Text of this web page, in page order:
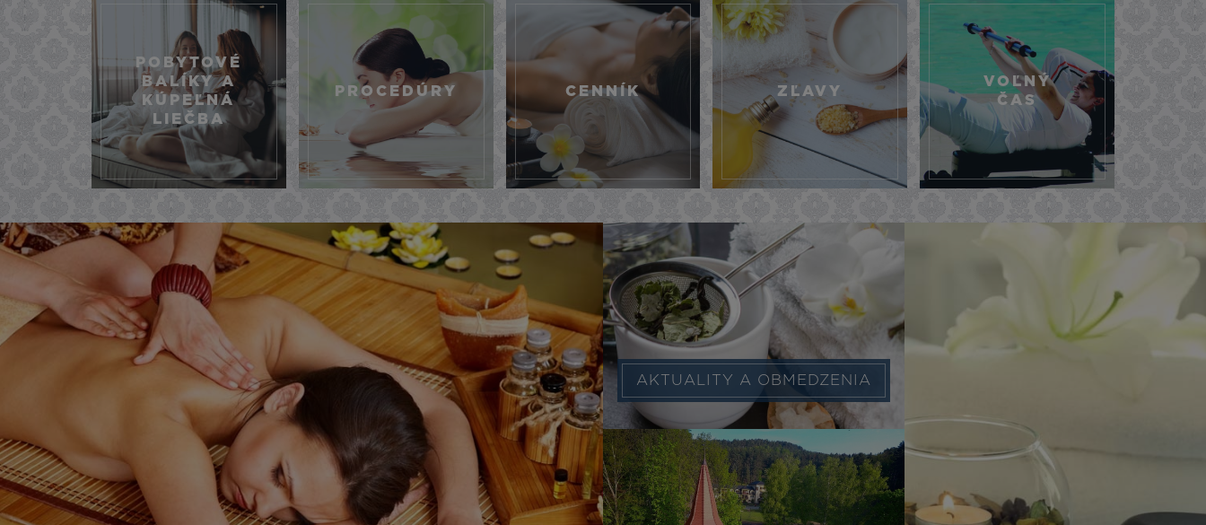
POBYTOVÉ
BALÍKY A
KÚPEĽNÁ
LIEČBA
PROCEDÚRY CENNÍK ZĽAVY
VOĽNÝ
ČAS
AKTUALITY A OBMEDZENIA